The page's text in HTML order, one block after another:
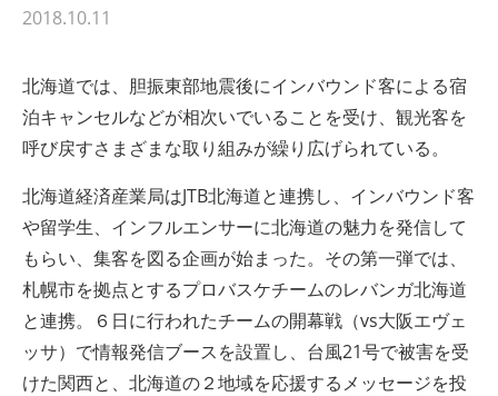
2018.10.11
北海道では、胆振東部地震後にインバウンド客による宿
泊キャンセルなどが相次いでいることを受け、観光客を
呼び戻すさまざまな取り組みが繰り広げられている。
北海道経済産業局はJTB北海道と連携し、インバウンド客
や留学生、インフルエンサーに北海道の魅力を発信して
もらい、集客を図る企画が始まった。その第一弾では、
札幌市を拠点とするプロバスケチームのレバンガ北海道
と連携。６日に行われたチームの開幕戦（vs大阪エヴェ
ッサ）で情報発信ブースを設置し、台風21号で被害を受
けた関西と、北海道の２地域を応援するメッセージを投